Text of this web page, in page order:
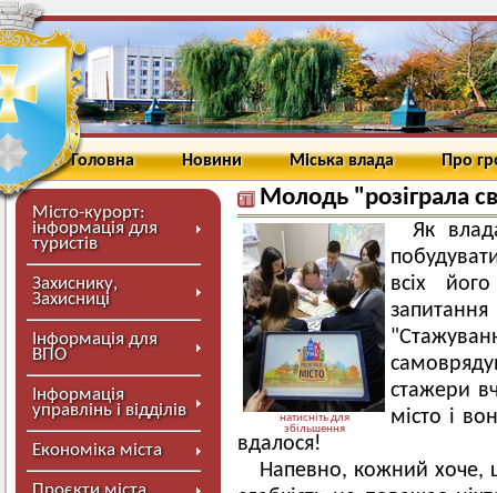
Головна Новини Міська влада Про
Місто-курорт:
інформація для
туристів
Захиснику,
Захисниці
Інформація для
ВПО
Інформація
управлінь і відділів
Економіка міста
Молодь "розіграла
натисніть для
збільшення
Як
всіх
стажери
місто і
вдалося!
Напевно, кожний хоче,